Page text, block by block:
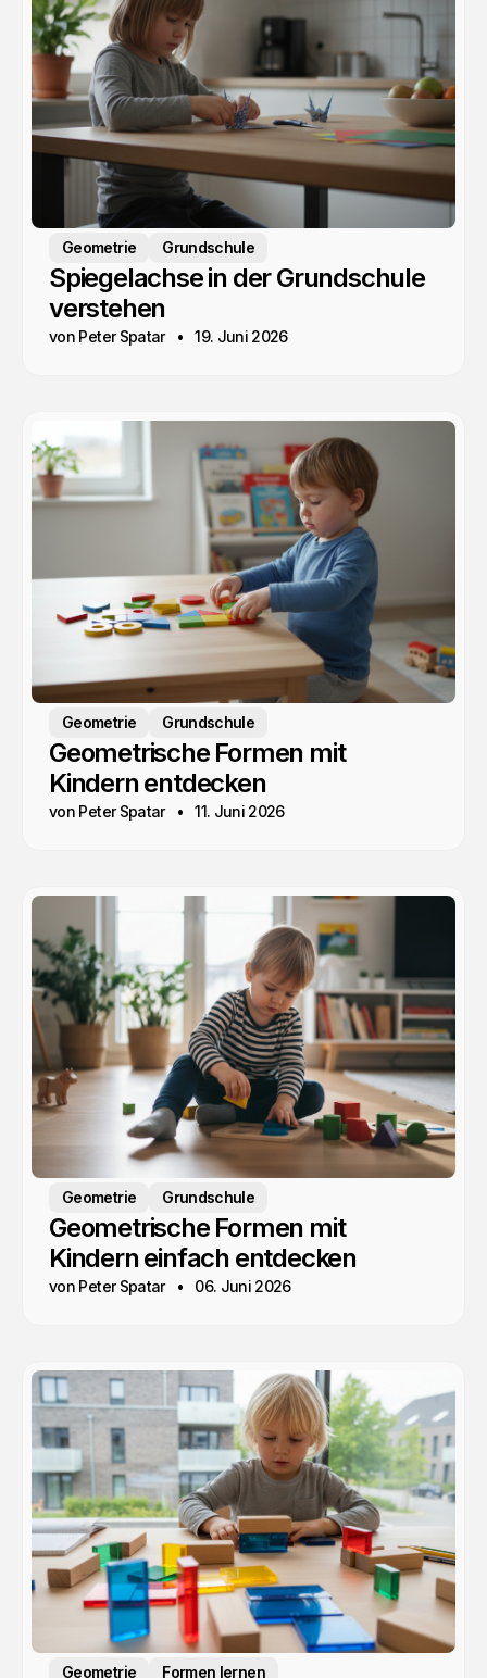
Geometrie Grundschule
Spiegelachse in der Grundschule
verstehen
von Peter Spatar 19. Juni 2026
Geometrie Grundschule
Geometrische Formen mit
Kindern entdecken
von Peter Spatar 11. Juni 2026
Geometrie Grundschule
Geometrische Formen mit
Kindern einfach entdecken
von Peter Spatar 06. Juni 2026
Geometrie Formen lernen